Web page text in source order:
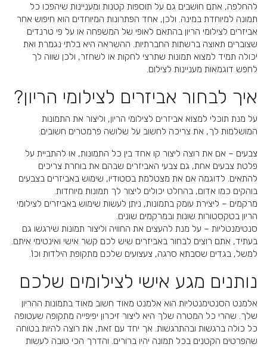
להחלפה, אתם חושבים גם על תוספות קטנות ומעניינות שיהפכו כל
תמונה למיוחדת במינה. ולכן, אחד הפתרונות המיוחדים הוא חיפוש אחר
אביזרים לצילומי הריון בהתאם לאופי של המשפחה או על פי טרנדים
שצוברים תאוצה ברשתות החברתיות. ההשראה היא בלתי נגמרת ואת
יכולה תמיד למצוא תמונות שתרצי לחקות או לשחזר, ולכן שווה לך
לחפש דוגמאות מעניינות לצילום.
איך לבחור אביזרים לצילומי הריון?
על מנת תוכלי למצוא אביזרים לצילומי הריון, וליצור את התמונות
המושלמות לך, את צריכה לחשוב על שלושה פרמטרים חשובים:
צבעים – אם את רוצה ליצור קו אחד בין כל התמונות, או להתביית על
פלטת צבעים אחת, גם צבעי האביזרים שבהם את בוחרת צריכים
להתאים. לדוגמה אם את מצטלמת בסטודיו, שימוש באביזרים בצבעים
בוהקים כמו אדום, בהחלט יכולים ליצור לך תמונות מיוחדות.
מרקמים – ליצירת עומק בתמונות, ניתן לעשות שימוש באביזרים לצילומי
הריון בטקסטורות שונות ובמרקמים שונים.
סנטימנטליות – על מנת להעצים את החוויה וליצור תמונות שירגשו גם
בעתיד, אתם רוצים לבחור באביזרים שיש לכם קשר אישי ואינטימי איתם.
למשל, בגדים שסבתא סרגה, צעצועים שלכם מתקופת הילדות וכו'.
נותנים מגע אישי לצילומים שלכם
אלמנט הסנטימנטליות הוא אלמנט מאוד חשוב מאוד בתמונות ההריון
שלך. שהרי כל המטרה שלך היא ליצור זיכרון יפיפייה מתקופה שעטופה
כל כולה ברגשות ובהתרגשות. אך יחד עם זאת, את רוצה להיות בטוחה
שהפרטים הקטנים בכל תמונה יהיו ברורים. והדרך הכי טובה לעשות